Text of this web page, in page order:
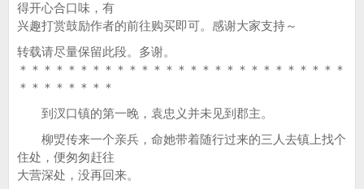
得开心合口味，有
兴趣打赏鼓励作者的前往购买即可。感谢大家支持～
转载请尽量保留此段。多谢。
＊＊＊＊＊＊＊＊＊＊＊＊＊＊＊＊＊＊＊＊＊＊＊＊＊＊＊
＊＊＊＊＊＊＊＊
到汊口镇的第一晚，袁忠义并未见到郡主。
柳焽传来一个亲兵，命她带着随行过来的三人去镇上找个
住处，便匆匆赶往
大营深处，没再回来。